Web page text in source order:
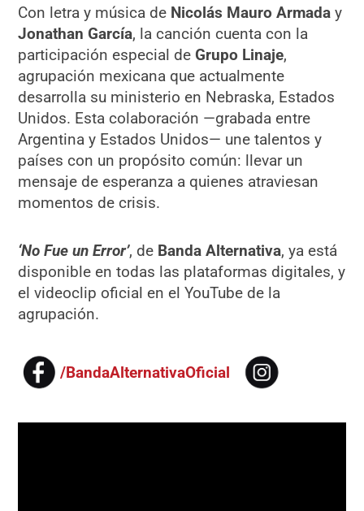
Con letra y música de Nicolás Mauro Armada y
Jonathan García, la canción cuenta con la
participación especial de Grupo Linaje,
agrupación mexicana que actualmente
desarrolla su ministerio en Nebraska, Estados
Unidos. Esta colaboración —grabada entre
Argentina y Estados Unidos— une talentos y
países con un propósito común: llevar un
mensaje de esperanza a quienes atraviesan
momentos de crisis.
‘No Fue un Error’, de Banda Alternativa, ya está
disponible en todas las plataformas digitales, y
el videoclip oficial en el YouTube de la
agrupación.
/BandaAlternativaOficial